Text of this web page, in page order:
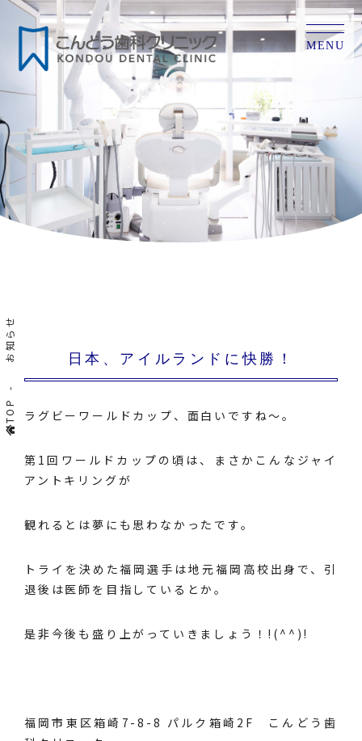
MENU
TOP
お知らせ 日本、アイルランドに快勝！
ラグビーワールドカップ、面白いですね～。
第1回ワールドカップの頃は、まさかこんなジャイ
アントキリングが
観れるとは夢にも思わなかったです。
トライを決めた福岡選手は地元福岡高校出身で、引
退後は医師を目指しているとか。
是非今後も盛り上がっていきましょう！!(^^)!
福岡市東区箱崎7-8-8 パルク箱崎2F こんどう歯